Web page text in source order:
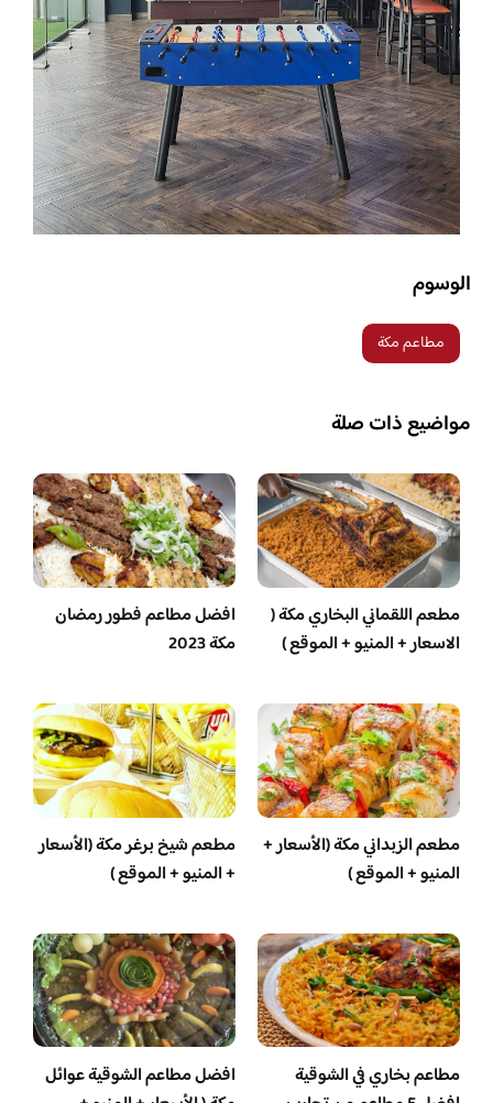
الوسوم
مطاعم مكة
مواضيع ذات صلة
مطعم اللقماني البخاري مكة (
الاسعار + المنيو + الموقع )
افضل مطاعم فطور رمضان
مكة 2023
مطعم الزبداني مكة (الأسعار +
المنيو + الموقع )
مطعم شيخ برغر مكة (الأسعار
+ المنيو + الموقع )
مطاعم بخاري في الشوقية
افضل مطاعم الشوقية عوائل